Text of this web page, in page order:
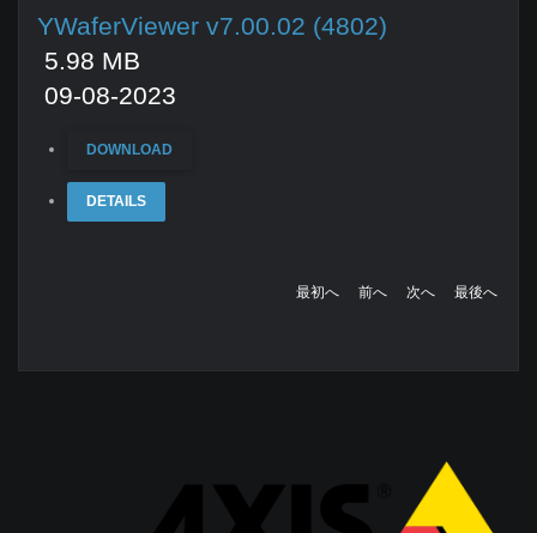
YWaferViewer v7.00.02 (4802)
5.98 MB
09-08-2023
DOWNLOAD
DETAILS
最初へ 前へ 次へ 最後へ